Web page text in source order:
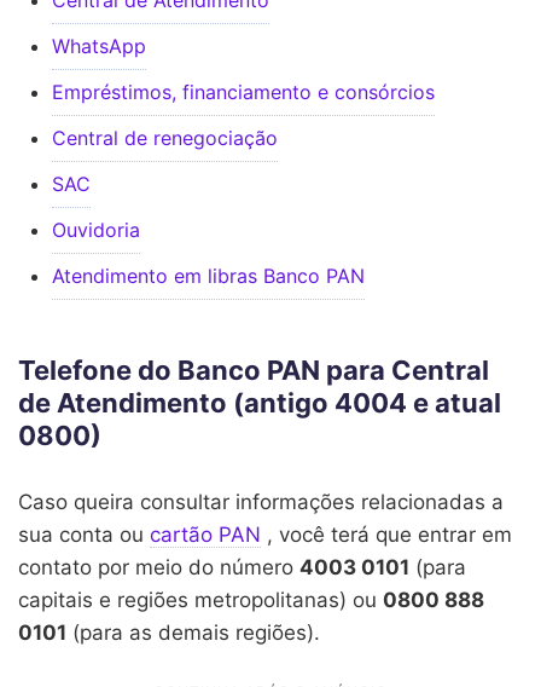
WhatsApp
Empréstimos, financiamento e consórcios
Central de renegociação
SAC
Ouvidoria
Atendimento em libras Banco PAN
Telefone do Banco PAN para Central
de Atendimento (antigo 4004 e atual
0800)
Caso queira consultar informações relacionadas a
sua conta ou cartão PAN , você terá que entrar em
contato por meio do número 4003 0101 (para
capitais e regiões metropolitanas) ou 0800 888
0101 (para as demais regiões).